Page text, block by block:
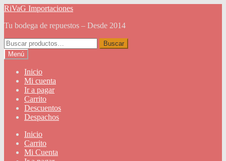
Ir
la
Ir
contenido
RiVaG Importaciones
Tu bodega de repuestos – Desde 2014
Buscar
por:
Buscar
Menú
Inicio
Mi cuenta
Ir a pagar
Carrito
Descuentos
Despachos
Inicio
Carrito
Mi Cuenta